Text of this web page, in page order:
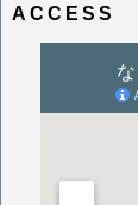
ACCESS